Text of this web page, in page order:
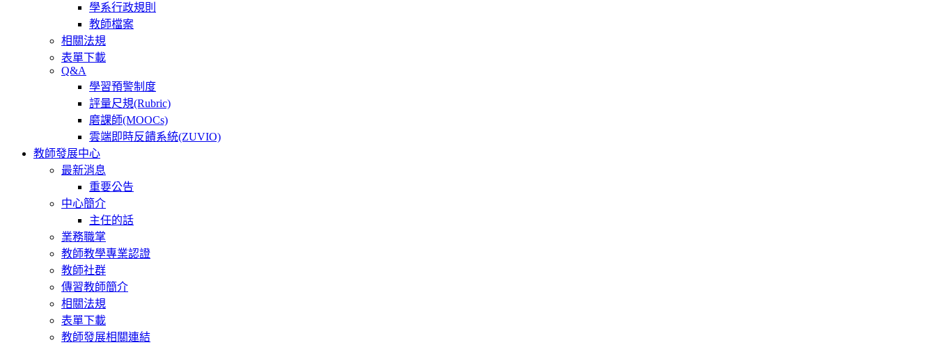
學系行政規則
教師檔案
相關法規
表單下載
Q&A
學習預警制度
評量尺規(Rubric)
磨課師(MOOCs)
雲端即時反饋系統(ZUVIO)
教師發展中心
最新消息
重要公告
中心簡介
主任的話
業務職掌
教師教學專業認證
教師社群
傳習教師簡介
相關法規
表單下載
教師發展相關連結